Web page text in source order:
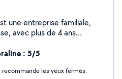
une entreprise familiale,
avec plus de 4 ans
petits travaux, montage
engagement : vous offrir
avec le sourire
: 5/5
les yeux fermés.